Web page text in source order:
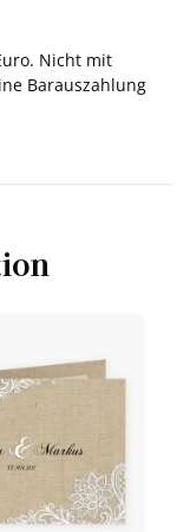
Nicht mit
Barauszahlung